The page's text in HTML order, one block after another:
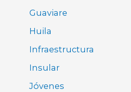
Guaviare
Huila
Infraestructura
Insular
Jóvenes